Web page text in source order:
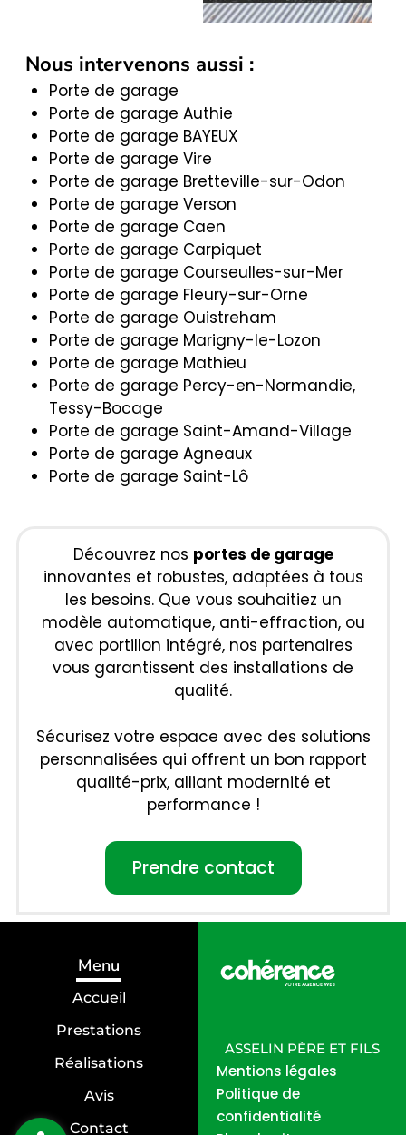
Nous intervenons aussi :
Porte de garage
Porte de garage Authie
Porte de garage BAYEUX
Porte de garage Vire
Porte de garage Bretteville-sur-Odon
Porte de garage Verson
Porte de garage Caen
Porte de garage Carpiquet
Porte de garage Courseulles-sur-Mer
Porte de garage Fleury-sur-Orne
Porte de garage Ouistreham
Porte de garage Marigny-le-Lozon
Porte de garage Mathieu
Porte de garage Percy-en-Normandie,
Tessy-Bocage
Porte de garage Saint-Amand-Village
Porte de garage Agneaux
Porte de garage Saint-Lô
Découvrez nos portes de garage
innovantes et robustes, adaptées à tous
les besoins. Que vous souhaitiez un
modèle automatique, anti-effraction, ou
avec portillon intégré, nos partenaires
vous garantissent des installations de
qualité.
Sécurisez votre espace avec des solutions
personnalisées qui offrent un bon rapport
qualité-prix, alliant modernité et
performance !
Prendre contact
Menu
Accueil
Prestations
Réalisations
Avis
Contact
ASSELIN PÈRE ET FILS
Mentions légales
Politique de
confidentialité